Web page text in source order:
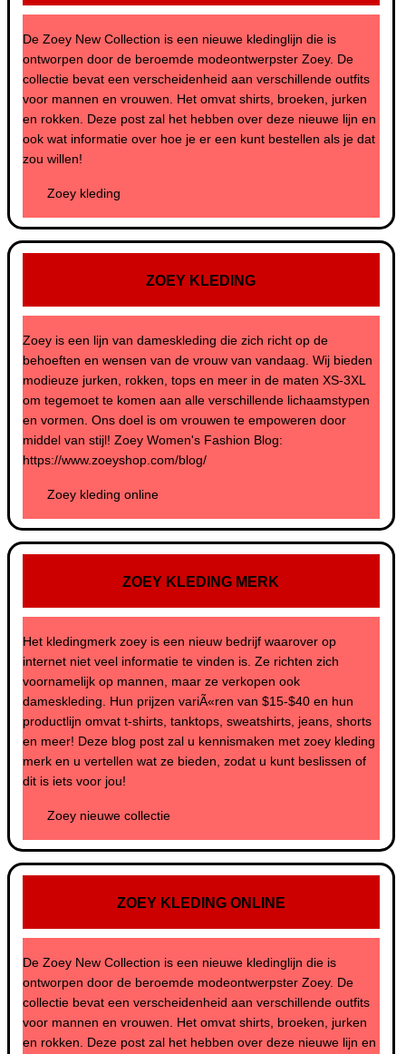
De Zoey New Collection is een nieuwe kledinglijn die is
ontworpen door de beroemde modeontwerpster Zoey. De
collectie bevat een verscheidenheid aan verschillende outfits
voor mannen en vrouwen. Het omvat shirts, broeken, jurken
en rokken. Deze post zal het hebben over deze nieuwe lijn en
ook wat informatie over hoe je er een kunt bestellen als je dat
zou willen!
Zoey kleding
ZOEY KLEDING
Zoey is een lijn van dameskleding die zich richt op de
behoeften en wensen van de vrouw van vandaag. Wij bieden
modieuze jurken, rokken, tops en meer in de maten XS-3XL
om tegemoet te komen aan alle verschillende lichaamstypen
en vormen. Ons doel is om vrouwen te empoweren door
middel van stijl! Zoey Women's Fashion Blog:
https://www.zoeyshop.com/blog/
Zoey kleding online
ZOEY KLEDING MERK
Het kledingmerk zoey is een nieuw bedrijf waarover op
internet niet veel informatie te vinden is. Ze richten zich
voornamelijk op mannen, maar ze verkopen ook
dameskleding. Hun prijzen variÃ«ren van $15-$40 en hun
productlijn omvat t-shirts, tanktops, sweatshirts, jeans, shorts
en meer! Deze blog post zal u kennismaken met zoey kleding
merk en u vertellen wat ze bieden, zodat u kunt beslissen of
dit is iets voor jou!
Zoey nieuwe collectie
ZOEY KLEDING ONLINE
De Zoey New Collection is een nieuwe kledinglijn die is
ontworpen door de beroemde modeontwerpster Zoey. De
collectie bevat een verscheidenheid aan verschillende outfits
voor mannen en vrouwen. Het omvat shirts, broeken, jurken
en rokken. Deze post zal het hebben over deze nieuwe lijn en